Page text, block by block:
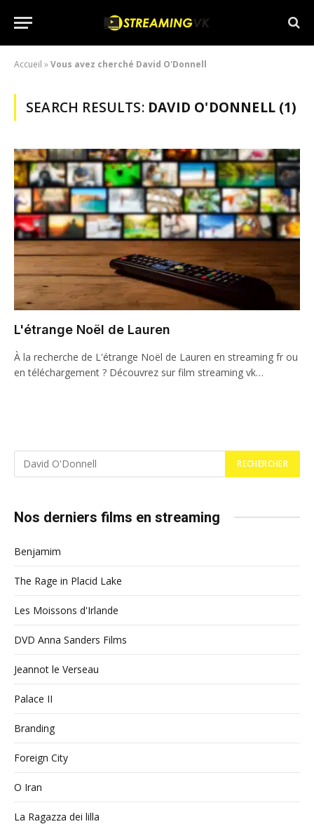
Accueil »Vous avez cherché David O'Donnell
SEARCH RESULTS: DAVID O'DONNELL (1)
L'étrange Noël de Lauren
À la recherche de L'étrange Noël de Lauren en streaming fr ou
en téléchargement ? Découvrez sur film streaming vk…
Nos derniers films en streaming
Benjamim
The Rage in Placid Lake
Les Moissons d'Irlande
DVD Anna Sanders Films
Jeannot le Verseau
Palace II
Branding
Foreign City
O Iran
La Ragazza dei lilla